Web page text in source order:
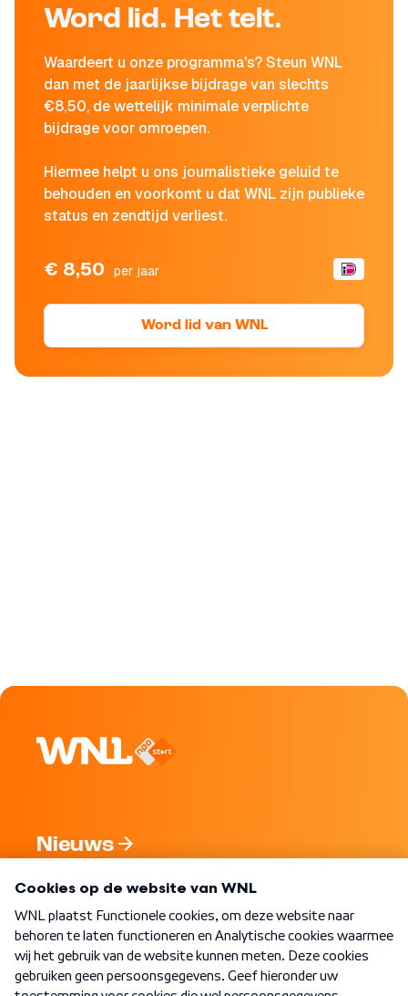
Word lid. Het telt.
Waardeert u onze programma's? Steun WNL
dan met de jaarlijkse bijdrage van slechts
€8,50, de wettelijk minimale verplichte
bijdrage voor omroepen.
Hiermee helpt u ons journalistieke geluid te
behouden en voorkomt u dat WNL zijn publieke
status en zendtijd verliest.
€ 8,50 per jaar
Word lid van WNL
Nieuws
Nieuwsbrief
Word Lid